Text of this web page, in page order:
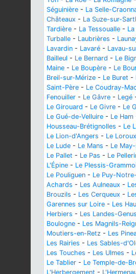
Séguinière - La Selle-
Châteaux - La Suze-sur-
Tardière - La Tessoualle -
Turballe - Laubrières -
Lavardin - Lavaré - Lavau-
Bailleul - Le Bernard - Le
Maine - Le Boupère - Le
Breil-sur-Mérize - Le Buret -
Saint-Père - Le Coudray-
Fenouiller - Le Gâvre - Legé
Le Girouard - Le Givre - Le
Le Gué-de-Velluire - Le Ham
Housseau-Brétignolles - Le
Le Lion-d'Angers - Le
Le Lude - Le Mans - Le
Le Pallet - Le Pas - Le
L'Épine - Le Plessis-
Le Pouliguen - Le Puy-
Achards - Les Aulneaux -
Brouzils - Les Cerqueux -
Garennes sur Loire - Les
Herbiers - Les Landes-
Boulogne - Les Magnils-
Moutiers-en-Retz - Les
Les Rairies - Les Sables-
Les Touches - Les Ulmes -
Le Tablier - Le Temple-de-
L'Herbergement -